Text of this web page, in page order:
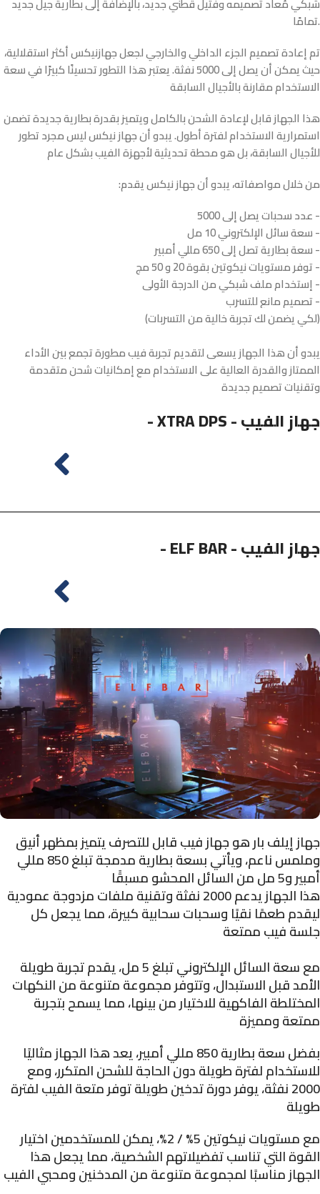
شبكي مُعاد تصميمه وفتيل قطني جديد، بالإضافة إلى بطارية جيل جديد
تمامًا.
تم إعادة تصميم الجزء الداخلي والخارجي لجعل جهازنيكس أكثر استقلالية،
حيث يمكن أن يصل إلى 5000 نفثة. يعتبر هذا التطور تحسينًا كبيرًا في سعة
الاستخدام مقارنة بالأجيال السابقة
هذا الجهاز قابل لإعادة الشحن بالكامل ويتميز بقدرة بطارية جديدة تضمن
استمرارية الاستخدام لفترة أطول. يبدو أن جهاز نيكس ليس مجرد تطور
للأجيال السابقة، بل هو محطة تحديثية لأجهزة الفيب بشكل عام
:من خلال مواصفاته، يبدو أن جهاز نيكس يقدم
عدد سحبات يصل إلى 5000 -
سعة سائل الإلكتروني 10 مل -
سعة بطارية تصل إلى 650 مللي أمبير -
توفر مستويات نيكوتين بقوة 20 و 50 مج -
إستخدام ملف شبكي من الدرجة الأولى -
تصميم مانع للتسرب -
(لكي يضمن لك تجربة خالية من التسربات)
يبدو أن هذا الجهاز يسعى لتقديم تجربة فيب مطورة تجمع بين الأداء
الممتاز والقدرة العالية على الاستخدام مع إمكانيات شحن متقدمة
وتقنيات تصميم جديدة
- XTRA DPS - جهاز الفيب
- ELF BAR - جهاز الفيب
جهاز إيلف بار هو جهاز فيب قابل للتصرف يتميز بمظهر أنيق
وملمس ناعم، ويأتي بسعة بطارية مدمجة تبلغ 850 مللي
أمبير و5 مل من السائل المحشو مسبقًا
هذا الجهاز يدعم 2000 نفثة وتقنية ملفات مزدوجة عمودية
ليقدم طعمًا نقيًا وسحبات سحابية كبيرة، مما يجعل كل
جلسة فيب ممتعة
مع سعة السائل الإلكتروني تبلغ 5 مل، يقدم تجربة طويلة
الأمد قبل الاستبدال، وتتوفر مجموعة متنوعة من النكهات
المختلطة الفاكهية للاختيار من بينها، مما يسمح بتجربة
ممتعة ومميزة
بفضل سعة بطارية 850 مللي أمبير، يعد هذا الجهاز مثاليًا
للاستخدام لفترة طويلة دون الحاجة للشحن المتكرر، ومع
2000 نفثة، يوفر دورة تدخين طويلة توفر متعة الفيب لفترة
طويلة
مع مستويات نيكوتين 5% / 2%، يمكن للمستخدمين اختيار
القوة التي تناسب تفضيلاتهم الشخصية، مما يجعل هذا
الجهاز مناسبًا لمجموعة متنوعة من المدخنين ومحبي الفيب